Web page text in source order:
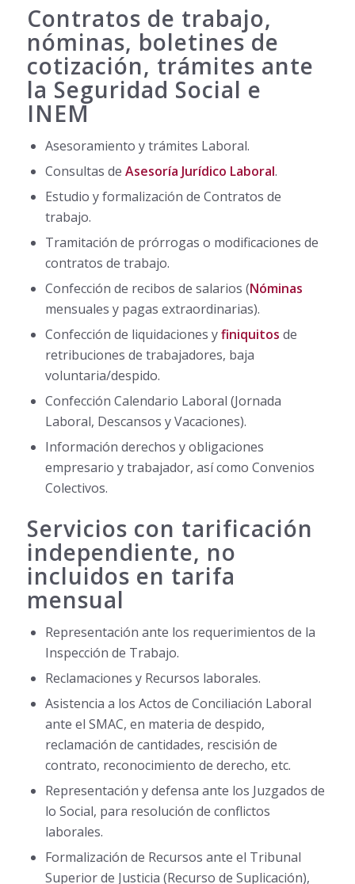
Contratos de trabajo,
nóminas, boletines de
cotización, trámites ante
la Seguridad Social e
INEM
Asesoramiento y trámites Laboral.
Consultas de Asesoría Jurídico Laboral.
Estudio y formalización de Contratos de
trabajo.
Tramitación de prórrogas o modificaciones de
contratos de trabajo.
Confección de recibos de salarios (Nóminas
mensuales y pagas extraordinarias).
Confección de liquidaciones yfiniquitos de
retribuciones de trabajadores, baja
voluntaria/despido.
Confección Calendario Laboral (Jornada
Laboral, Descansos y Vacaciones).
Información derechos y obligaciones
empresario y trabajador, así como Convenios
Colectivos.
Servicios con tarificación
independiente, no
incluidos en tarifa
mensual
Representación ante los requerimientos de la
Inspección de Trabajo.
Reclamaciones y Recursos laborales.
Asistencia a los Actos de Conciliación Laboral
ante el SMAC, en materia de despido,
reclamación de cantidades, rescisión de
contrato, reconocimiento de derecho, etc.
Representación y defensa ante los Juzgados de
lo Social, para resolución de conflictos
laborales.
Formalización de Recursos ante el Tribunal
Superior de Justicia (Recurso de Suplicación),